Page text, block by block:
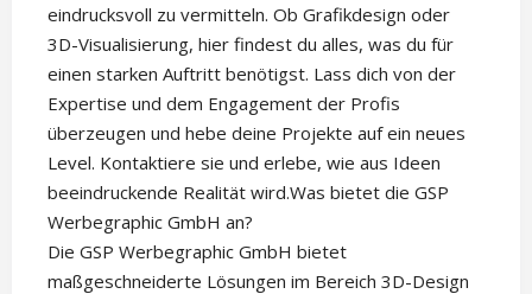
eindrucksvoll zu vermitteln. Ob Grafikdesign oder
3D-Visualisierung, hier findest du alles, was du für
einen starken Auftritt benötigst. Lass dich von der
Expertise und dem Engagement der Profis
überzeugen und hebe deine Projekte auf ein neues
Level. Kontaktiere sie und erlebe, wie aus Ideen
beeindruckende Realität wird.Was bietet die GSP
Werbegraphic GmbH an?
Die GSP Werbegraphic GmbH bietet
maßgeschneiderte Lösungen im Bereich 3D-Design